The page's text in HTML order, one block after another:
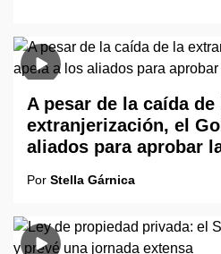
A pesar de la caída de
extranjerización, el
aliados para aprobar
Por Stella Gárnica